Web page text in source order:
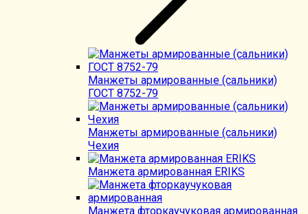
Манжеты армированные (сальники)
ГОСТ 8752-79
Манжеты армированные (сальники)
Чехия
Манжета армированная ERIKS
Манжета фторкаучуковая армированная